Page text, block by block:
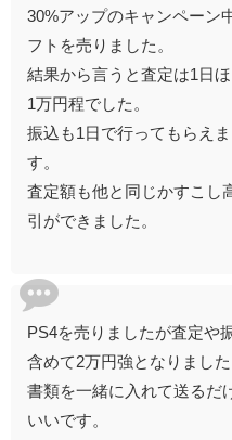
30%アップのキャンペーン
フトを売りました。
結果から言うと査定は1日
1万円程でした。
振込も1日で行ってもらえ
す。
査定額も他と同じかすこし
引ができました。
PS4を売りましたが査定や
含めて2万円強となりました
書類を一緒に入れて送るだ
いいです。